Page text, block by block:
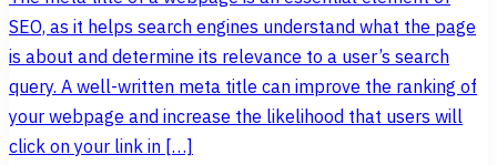
SEO, as it helps search engines understand what the page
is about and determine its relevance to a user’s search
query. A well-written meta title can improve the ranking of
your webpage and increase the likelihood that users will
click on your link in […]